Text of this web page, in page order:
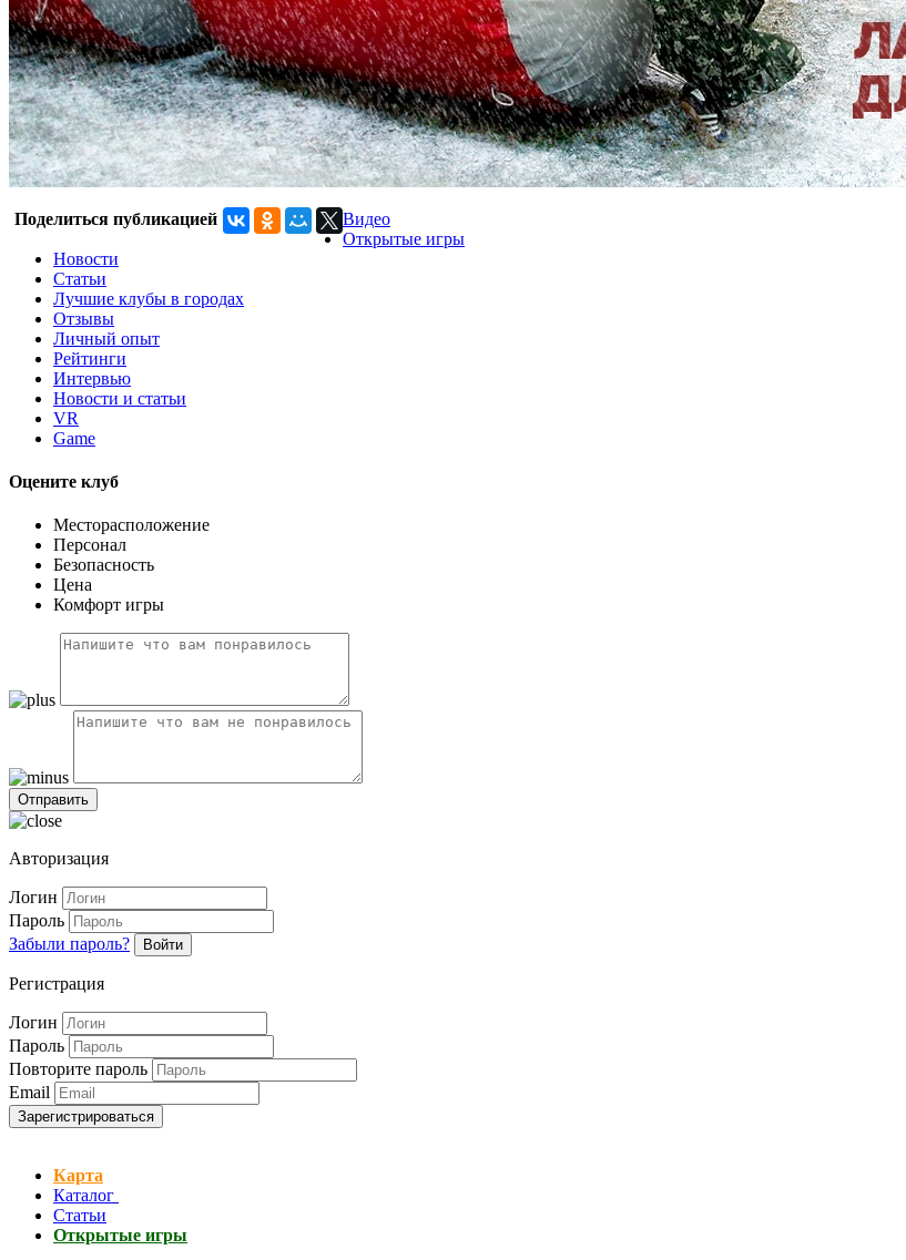
Поделиться публикацией
Видео
Открытые игры
Новости
Статьи
Лучшие клубы в городах
Отзывы
Личный опыт
Рейтинги
Интервью
Новости и статьи
VR
Game
Оцените клуб
Месторасположение
Персонал
Безопасность
Цена
Комфорт игры
Авторизация
Логин
Пароль
Забыли пароль?
Войти
Регистрация
Логин
Пароль
Повторите пароль
Email
Зарегистрироваться
Карта
Каталог
Статьи
Открытые игры